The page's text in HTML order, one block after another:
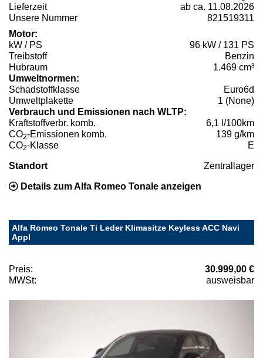
Lieferzeit
ab ca. 11.08.2026
Unsere Nummer
821519311
Motor:
kW / PS
96 kW / 131 PS
Treibstoff
Benzin
Hubraum
1.469 cm³
Umweltnormen:
Schadstoffklasse
Euro6d
Umweltplakette
1 (None)
Verbrauch und Emissionen nach WLTP:
Kraftstoffverbr. komb.
6,1 l/100km
CO2-Emissionen komb.
139 g/km
CO2-Klasse E
Standort Zentrallager
Details zum Alfa Romeo Tonale anzeigen
Alfa Romeo Tonale Ti Leder Klimasitze Keyless ACC Navi
Appl
Preis:
30.999,00 €
MWSt:
ausweisbar